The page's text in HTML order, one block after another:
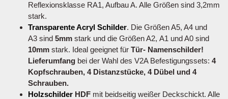
Reflexionsklasse RA1, Aufbau A. Alle Größen sind 3,2mm
stark.
Transparente Acryl Schilder. Die Größen A5, A4 und
A3 sind 5mm stark und die Größen A2, A1 und A0 sind
10mm stark. Ideal geeignet für Tür- Namenschilder!
Lieferumfang bei der Wahl des V2A Befestigungssets: 4
Kopfschrauben, 4 Distanzstücke, 4 Dübel und 4
Schrauben.
Holzschilder HDF mit beidseitig weißer Deckschickt. Alle